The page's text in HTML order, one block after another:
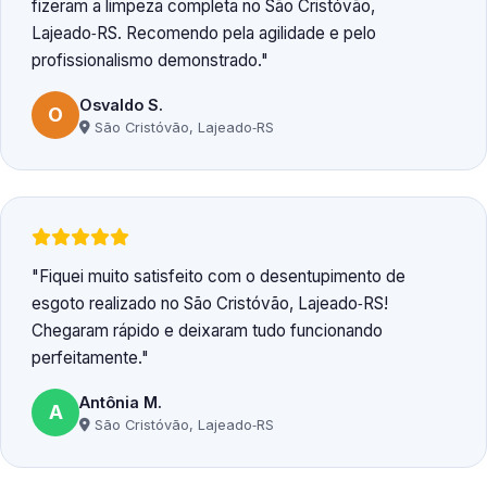
fizeram a limpeza completa no São Cristóvão,
Lajeado‑RS. Recomendo pela agilidade e pelo
profissionalismo demonstrado.
O Osvaldo S.
São Cristóvão, Lajeado‑RS
Fiquei muito satisfeito com o desentupimento de
esgoto realizado no São Cristóvão, Lajeado‑RS!
Chegaram rápido e deixaram tudo funcionando
perfeitamente.
A Antônia M.
São Cristóvão, Lajeado‑RS